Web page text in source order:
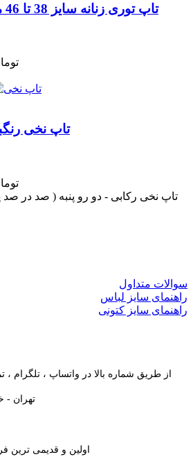
تاپ توری زنانه سایز 38 تا 46 مدل های مختلف دارد
299,000
تاپ نخی
399,000
تاپ نخی رکابی - دو رو پنبه ( صد در
سوالات متداول
راهنمای سایز لباس
راهنمای سایز کتونی
از طریق شماره بالا در واتساپ ،
تهران -
اولین و قدیمی ترین